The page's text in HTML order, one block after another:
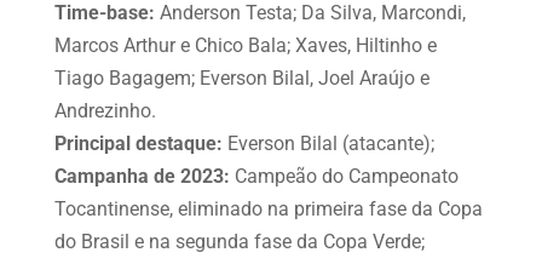
Time-base: Anderson Testa; Da Silva, Marcondi,
Marcos Arthur e Chico Bala; Xaves, Hiltinho e
Tiago Bagagem; Everson Bilal, Joel Araújo e
Andrezinho.
Principal destaque: Everson Bilal (atacante);
Campanha de 2023: Campeão do Campeonato
Tocantinense, eliminado na primeira fase da Copa
do Brasil e na segunda fase da Copa Verde;